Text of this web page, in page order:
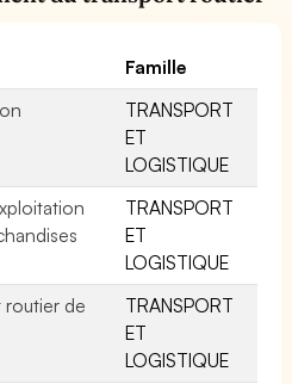
Famille
TRANSPORT
ET
LOGISTIQUE
TRANSPORT
ET
LOGISTIQUE
de
TRANSPORT
ET
LOGISTIQUE